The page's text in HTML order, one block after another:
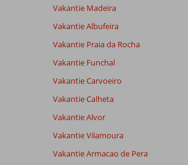
Vakantie Madeira
Vakantie Albufeira
Vakantie Praia da Rocha
Vakantie Funchal
Vakantie Carvoeiro
Vakantie Calheta
Vakantie Alvor
Vakantie Vilamoura
Vakantie Armacao de Pera